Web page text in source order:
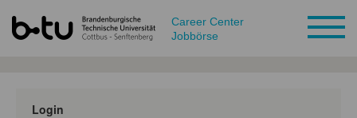
Career Center
Jobbörse
Login